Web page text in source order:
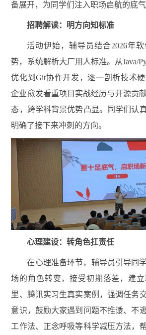
备展开，为同学们注入职场启航的底气
招聘解读：明方向知标准
活动伊始，辅导员结合2026年
势，系统解析大厂用人标准。从Java/
优化到Git协作开发，逐一剖析技术硬
企业愈发看重项目实战经历与开源贡
态，跨学科背景优势凸显。同学们认
明确了接下来冲刺的方向。
心理建设：转角色扛责任
在心理准备环节，辅导员引导同
场的角色转变，接受初期落差，建
里、腾讯实习生真实案例，强调任务
意识，鼓励大家遇到问题不推诿、不
工作法、正念呼吸等科学减压方法，